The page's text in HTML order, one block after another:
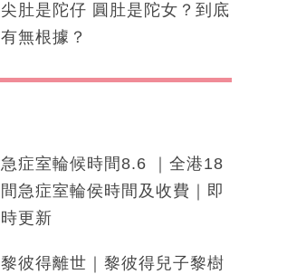
尖肚是陀仔 圓肚是陀女？到底
有無根據？
急症室輪候時間8.6 ｜全港18
間急症室輪侯時間及收費｜即
時更新
黎彼得離世｜黎彼得兒子黎樹